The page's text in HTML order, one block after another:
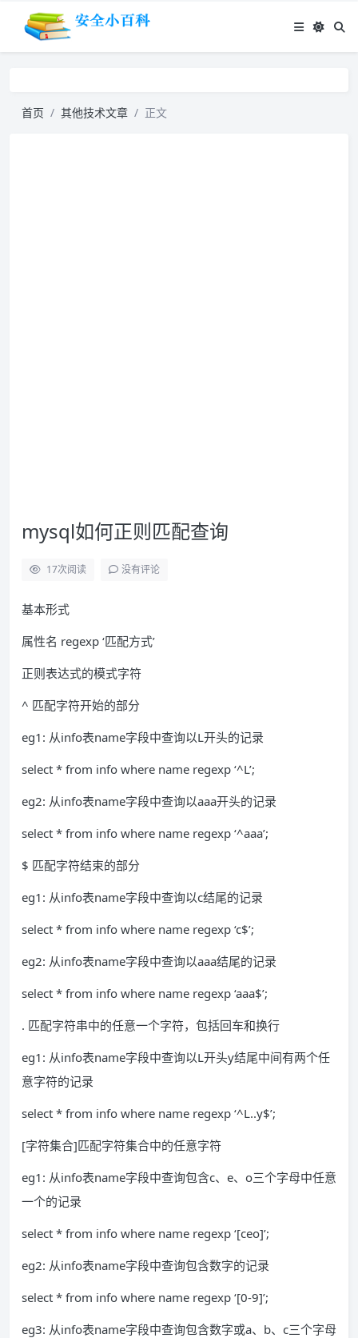
首页 其他技术文章 正文
mysql如何正则匹配查询
17次阅读 没有评论
基本形式
属性名 regexp ‘匹配方式’
正则表达式的模式字符
^ 匹配字符开始的部分
eg1: 从info表name字段中查询以L开头的记录
select * from info where name regexp ‘^L’;
eg2: 从info表name字段中查询以aaa开头的记录
select * from info where name regexp ‘^aaa’;
$ 匹配字符结束的部分
eg1: 从info表name字段中查询以c结尾的记录
select * from info where name regexp ‘c$’;
eg2: 从info表name字段中查询以aaa结尾的记录
select * from info where name regexp ‘aaa$’;
. 匹配字符串中的任意一个字符，包括回车和换行
eg1: 从info表name字段中查询以L开头y结尾中间有两个任
意字符的记录
select * from info where name regexp ‘^L..y$’;
[字符集合]匹配字符集合中的任意字符
eg1: 从info表name字段中查询包含c、e、o三个字母中任意
一个的记录
select * from info where name regexp ‘[ceo]’;
eg2: 从info表name字段中查询包含数字的记录
select * from info where name regexp ‘[0-9]’;
eg3: 从info表name字段中查询包含数字或a、b、c三个字母